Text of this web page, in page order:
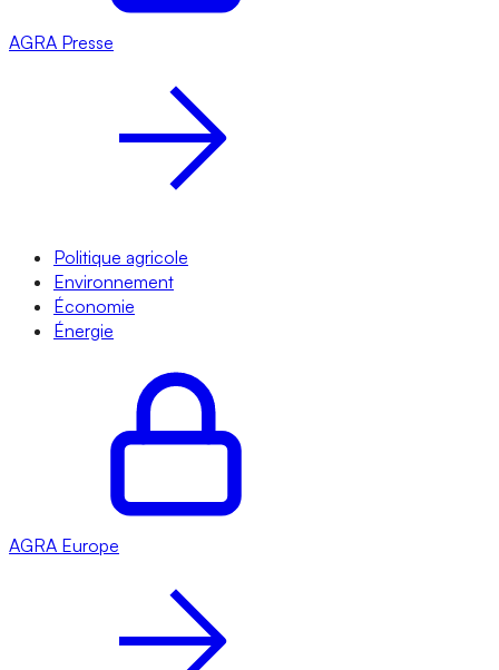
AGRA Presse
Politique agricole
Environnement
Économie
Énergie
AGRA Europe